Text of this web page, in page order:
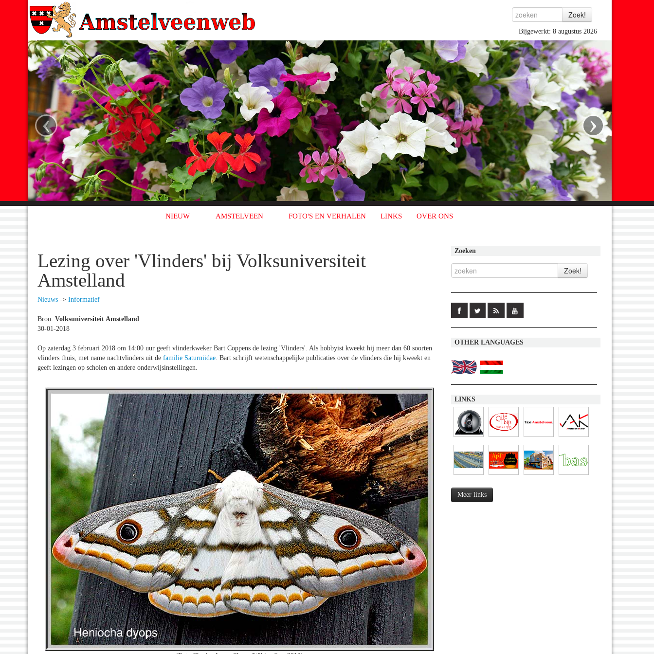
Bijgewerkt: 8 augustus 2026
‹ ›
NIEUW AMSTELVEEN FOTO'S EN VERHALEN LINKS OVER ONS
Lezing over 'Vlinders' bij Volksuniversiteit
Amstelland
Nieuws -> Informatief
Bron: Volksuniversiteit Amstelland
30-01-2018
Op zaterdag 3 februari 2018 om 14:00 uur geeft vlinderkweker Bart Coppens de lezing 'Vlinders'. Als hobbyist kweekt hij meer dan 60 soorten
vlinders thuis, met name nachtvlinders uit de familie Saturniidae . Bart schrijft wetenschappelijke publicaties over de vlinders die hij kweekt en
geeft lezingen op scholen en andere onderwijsinstellingen.
Zoeken
OTHER LANGUAGES
LINKS
Meer links